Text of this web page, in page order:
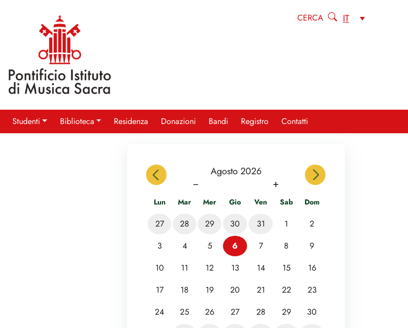
CERCA IT
Studenti Biblioteca Residenza Donazioni Bandi Registro Contatti
previous Agosto 2026
− +
next
Lun Mar Mer Gio Ven Sab Dom
27 28 29 30 31 1
2
3
4 5 6 7 8
9
10
11 12 13 14 15
16
17
18 19 20 21 22
23
24
25 26 27 28 29
30